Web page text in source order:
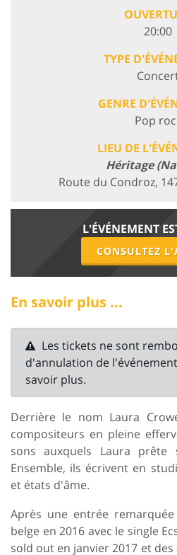
20:00
TYPE
GENRE
Pop
LIEU DE
Héritage
Route du Condroz,
L'ÉVÉNEMENT
CONSULTEZ
En savoir plus ...
Les tickets ne sont
d'annulation de
savoir plus.
Derrière le nom Laura
compositeurs en pleine
sons auxquels Laura prête
Ensemble, ils écrivent en
et états d'âme.
Après une entrée
belge en 2016 avec le single
sold out en janvier 2017 et